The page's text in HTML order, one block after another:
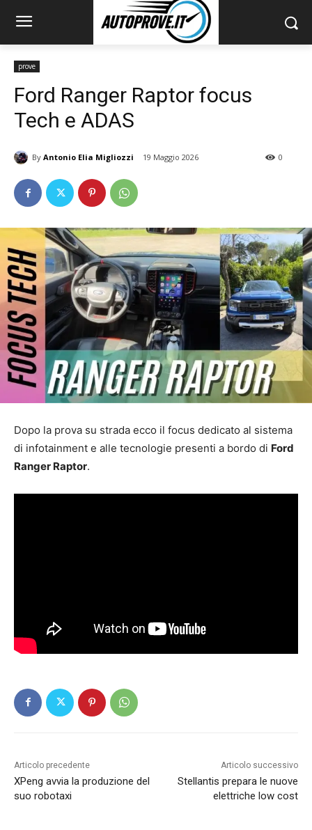
prove
Ford Ranger Raptor focus
Tech e ADAS
By Antonio Elia Migliozzi 19 Maggio 2026 0
Dopo la prova su strada ecco il focus dedicato al sistema
di infotainment e alle tecnologie presenti a bordo di Ford
Ranger Raptor.
Articolo precedente
XPeng avvia la produzione del
suo robotaxi
Articolo successivo
Stellantis prepara le nuove
elettriche low cost